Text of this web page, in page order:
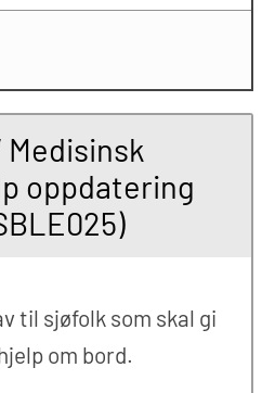
Medisinsk
oppdatering
til sjøfolk som skal gi
om bord.